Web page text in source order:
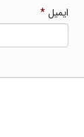
ایمیل*